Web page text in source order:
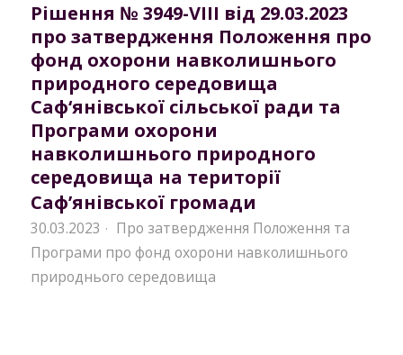
Рішення № 3949-VIII від 29.03.2023
про затвердження Положення про
фонд охорони навколишнього
природного середовища
Саф‘янівської сільської ради та
Програми охорони
навколишнього природного
середовища на території
Саф’янівської громади
30.03.2023 · Про затвердження Положення та
Програми про фонд охорони навколишнього
природнього середовища